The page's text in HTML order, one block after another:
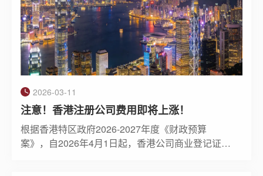
2026-03-11
注意！香港注册公司费用即将上涨！
根据香港特区政府2026-2027年度《财政预算
案》，自2026年4月1日起，香港公司商业登记证